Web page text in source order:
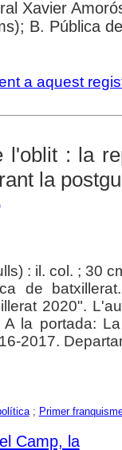
Xavier
B. Pública
a aquest
l'oblit : la
la
: il. col. ; 30
de
2020".
A la portada:
2017.
; Primer
Camp, la